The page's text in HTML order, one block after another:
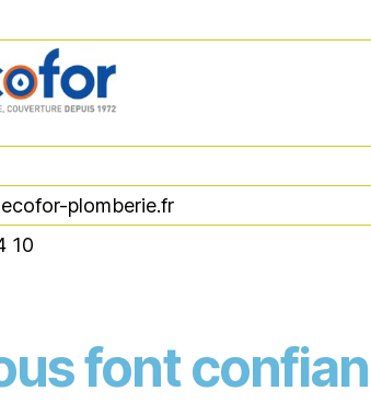
plomberie.fr
10
font